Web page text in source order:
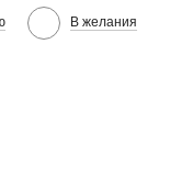
В желания